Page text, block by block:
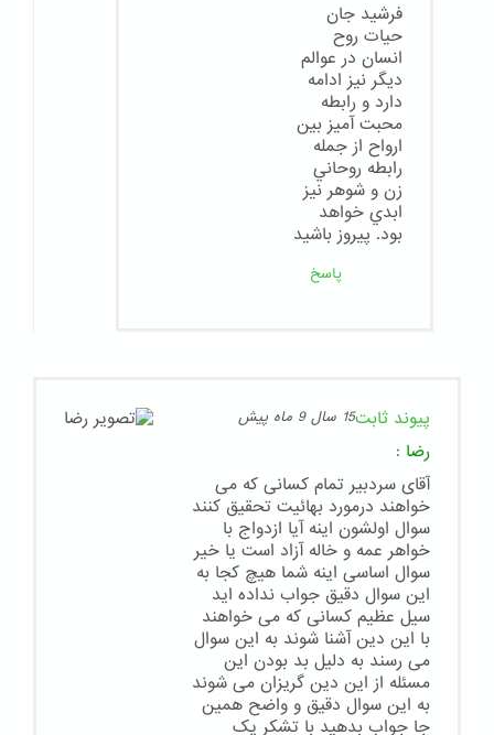
فرشيد جان
حيات روح
انسان در عوالم
ديگر نيز ادامه
دارد و رابطه
محبت آميز بين
ارواح از جمله
رابطه روحاني
زن و شوهر نيز
ابدي خواهد
بود. پيروز باشيد
پاسخ
پیوند ثابت15 سال 9 ماه پیش
رضا :
آقای سردبیر تمام کسانی که می
خواهند درمورد بهائیت تحقیق کنند
سوال اولشون اینه آیا ازدواج با
خواهر عمه و خاله آزاد است یا خیر
سوال اساسی اینه شما هیچ کجا به
این سوال دقیق جواب نداده اید
سیل عظیم کسانی که می خواهند
با این دین آشنا شوند به این سوال
می رسند به دلیل بد بودن این
مسئله از این دین گریزان می شوند
به این سوال دقیق و واضح همین
جا جواب بدهید با تشکر یک